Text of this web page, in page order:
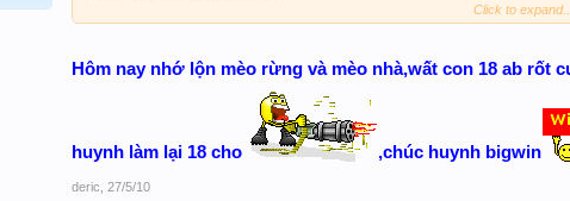
90%
Xin lỗi, vì ban ngày mình rất bận nên anh em nhắn tin mình
Click to expand...
Hôm nay nhớ lộn mèo rừng và mèo nhà,wất con 18 ab rốt
huynh làm lại 18 cho ,chúc huynh bigwin
deric 27/5/10